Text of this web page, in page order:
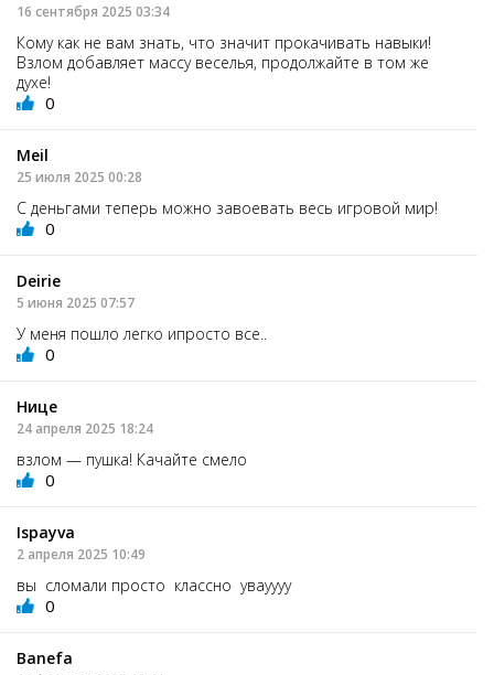
16 сентября 2025 03:34
Кому как не вам знать, что значит прокачивать навыки!
Взлом добавляет массу веселья, продолжайте в том же
духе!
0
Meil
25 июля 2025 00:28
С деньгами теперь можно завоевать весь игровой мир!
0
Deirie
5 июня 2025 07:57
У меня пошло легко ипросто все..
0
Нице
24 апреля 2025 18:24
взлом — пушка! Качайте смело
0
Ispayva
2 апреля 2025 10:49
вы сломали просто классно увауууу
0
Banefa